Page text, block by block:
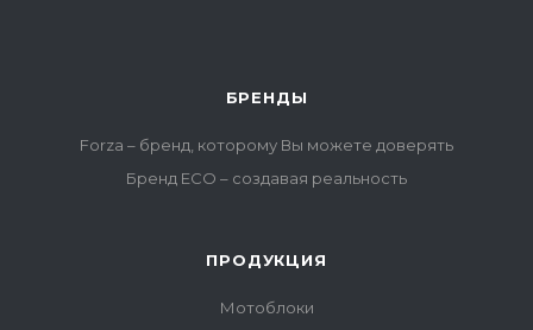
БРЕНДЫ
Forza – бренд, которому Вы можете доверять
Бренд ECO – создавая реальность
ПРОДУКЦИЯ
Мотоблоки